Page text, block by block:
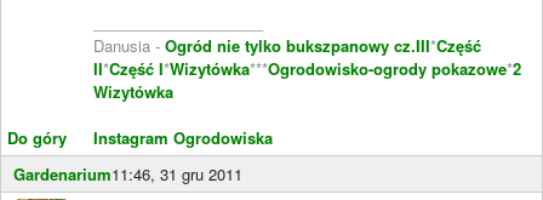
Do góry
Danusia - Ogród nie tylko bukszpanowy cz.III*Część
II*Część I*Wizytówka***Ogrodowisko-ogrody pokazowe*2
Wizytówka
Instagram Ogrodowiska
Gardenarium11:46, 31 gru 2011